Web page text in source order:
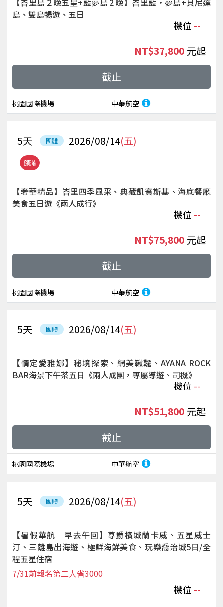
【峇里島２晚五星+藍夢島２晚】峇里藍‧夢島+貝尼達
島、雙島暢遊、五日
機位 --
桃園國際機場 中華航空
NT$37,800 起
截止
額滿
團體 2026/08/14(五)
5天
【奢華精品】峇里四季風采、典藏凱賓斯基、海底餐廳
美食五日遊《兩人成行》
機位 --
桃園國際機場 中華航空
NT$75,800 起
截止
團體 2026/08/14(五)
5天
【情定愛雅娜】秘境探索、網美鞦韆、AYANA ROCK
BAR海景下午茶五日《兩人成團，專屬導遊、司機》
機位 --
桃園國際機場 中華航空
NT$51,800 起
截止
團體 2026/08/14(五)
5天
【暑假華航｜早去午回】尊爵檳城蘭卡威、五星威士
汀、三離島出海遊、極鮮海鮮美食、玩樂喬治城5日/全
程五星住宿
機位 --
7/31前報名第二人省3000